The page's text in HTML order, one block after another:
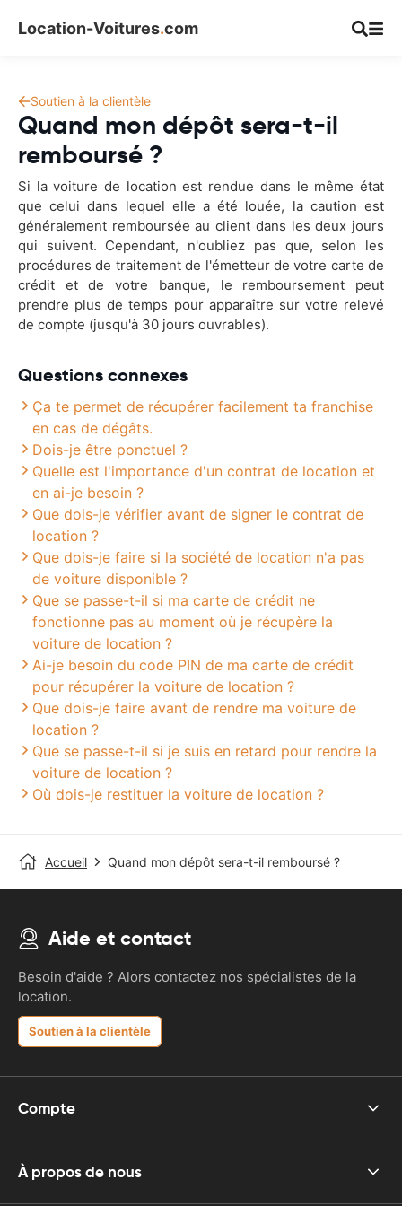
Location-Voitures.com
Soutien à la clientèle
Quand mon dépôt sera-t-il
remboursé ?
Si la voiture de location est rendue dans le même état
que celui dans lequel elle a été louée, la caution est
généralement remboursée au client dans les deux jours
qui suivent. Cependant, n'oubliez pas que, selon les
procédures de traitement de l'émetteur de votre carte de
crédit et de votre banque, le remboursement peut
prendre plus de temps pour apparaître sur votre relevé
de compte (jusqu'à 30 jours ouvrables).
Questions connexes
Ça te permet de récupérer facilement ta franchise
en cas de dégâts.
Dois-je être ponctuel ?
Quelle est l'importance d'un contrat de location et
en ai-je besoin ?
Que dois-je vérifier avant de signer le contrat de
location ?
Que dois-je faire si la société de location n'a pas
de voiture disponible ?
Que se passe-t-il si ma carte de crédit ne
fonctionne pas au moment où je récupère la
voiture de location ?
Ai-je besoin du code PIN de ma carte de crédit
pour récupérer la voiture de location ?
Que dois-je faire avant de rendre ma voiture de
location ?
Que se passe-t-il si je suis en retard pour rendre la
voiture de location ?
Où dois-je restituer la voiture de location ?
Accueil Quand mon dépôt sera-t-il remboursé ?
Aide et contact
Besoin d'aide ? Alors contactez nos spécialistes de la
location.
Soutien à la clientèle
Compte
À propos de nous